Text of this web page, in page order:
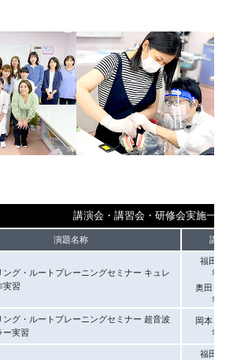
講演会・講習会・研修会実施一覧
演題名称 講師
ング・ルートプレーニングセミナー キュレ
実習
福田 夏子
先生
奥田 多鶴
先生
ング・ルートプレーニングセミナー 超音波
ー実習
岡本 早由
先生
福田 夏子